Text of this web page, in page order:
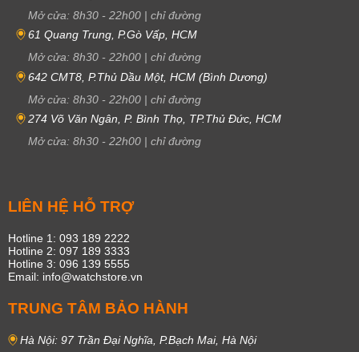
Mở cửa: 8h30 - 22h00 | chỉ đường
61 Quang Trung, P.Gò Vấp, HCM
Mở cửa: 8h30 - 22h00 | chỉ đường
642 CMT8, P.Thủ Dầu Một, HCM (Bình Dương)
Mở cửa: 8h30 - 22h00 | chỉ đường
274 Võ Văn Ngân, P. Bình Thọ, TP.Thủ Đức, HCM
Mở cửa: 8h30 - 22h00 | chỉ đường
LIÊN HỆ HỖ TRỢ
Hotline 1: 093 189 2222
Hotline 2: 097 189 3333
Hotline 3: 096 139 5555
Email: info@watchstore.vn
TRUNG TÂM BẢO HÀNH
Hà Nội: 97 Trần Đại Nghĩa, P.Bạch Mai, Hà Nội